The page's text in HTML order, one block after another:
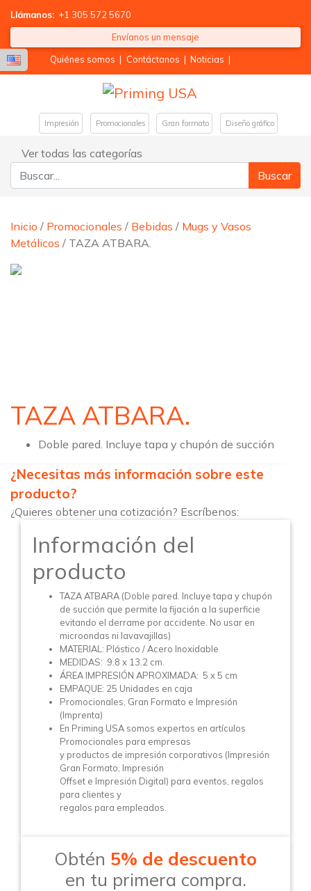
Llámanos: +1 305 572 5670
Envíanos un mensaje
Quiénes somos | Contáctanos | Noticias |
Impresión Promocionales Gran formato Diseño gráfico
Ver todas las categorías
Buscar:
Inicio / Promocionales / Bebidas / Mugs y Vasos
Metálicos / TAZA ATBARA.
TAZA ATBARA.
Doble pared. Incluye tapa y chupón de succión
¿Necesitas más información sobre este
producto?
¿Quieres obtener una cotización? Escríbenos:
Información del
producto
TAZA ATBARA (Doble pared. Incluye tapa y chupón
de succión que permite la fijación a la superficie
evitando el derrame por accidente. No usar en
microondas ni lavavajillas)
MATERIAL: Plástico / Acero Inoxidable
MEDIDAS: 9.8 x 13.2 cm.
ÁREA IMPRESIÓN APROXIMADA: 5 x 5 cm
EMPAQUE: 25 Unidades en caja
Promocionales, Gran Formato e Impresión
(Imprenta)
En Priming USA somos expertos en artículos
Promocionales para empresas
y productos de impresión corporativos (Impresión
Gran Formato, Impresión
Offset e Impresión Digital) para eventos, regalos
para clientes y
regalos para empleados.
Obtén 5% de descuento
en tu primera compra.